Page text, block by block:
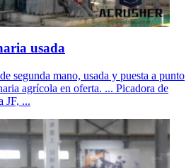
usada
segunda mano, usada y puesta a punto
agrícola en oferta. ... Picadora de
JF, ...